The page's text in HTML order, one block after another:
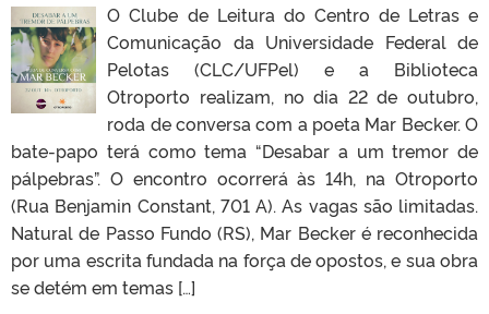
O Clube de Leitura do Centro de Letras e
Comunicação da Universidade Federal de
Pelotas (CLC/UFPel) e a Biblioteca
Otroporto realizam, no dia 22 de outubro,
roda de conversa com a poeta Mar Becker. O
bate-papo terá como tema “Desabar a um tremor de
pálpebras”. O encontro ocorrerá às 14h, na Otroporto
(Rua Benjamin Constant, 701 A). As vagas são limitadas.
Natural de Passo Fundo (RS), Mar Becker é reconhecida
por uma escrita fundada na força de opostos, e sua obra
se detém em temas […]